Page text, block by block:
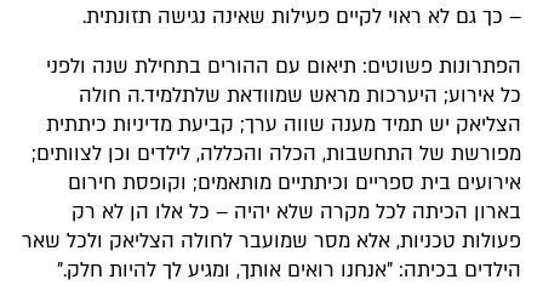
– כך גם לא ראוי לקיים פעילות שאינה נגישה תזונתית.
הפתרונות פשוטים: תיאום עם ההורים בתחילת שנה ולפני
כל אירוע; היערכות מראש שמוודאת שלתלמיד.ה חולה
הצליאק יש תמיד מענה שווה ערך; קביעת מדיניות כיתתית
מפורשת של התחשבות, הכלה והכללה, לילדים וכן לצוותים;
אירועים בית ספריים וכיתתיים מותאמים; וקופסת חירום
בארון הכיתה לכל מקרה שלא יהיה – כל אלו הן לא רק
פעולות טכניות, אלא מסר שמועבר לחולה הצליאק ולכל שאר
הילדים בכיתה: "אנחנו רואים אותך, ומגיע לך להיות חלק."